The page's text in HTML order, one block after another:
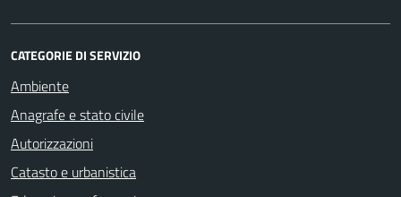
CATEGORIE DI SERVIZIO
Ambiente
Anagrafe e stato civile
Autorizzazioni
Catasto e urbanistica